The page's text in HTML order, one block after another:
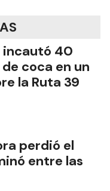
incautó 40
coca en un
la Ruta 39
perdió el
entre las